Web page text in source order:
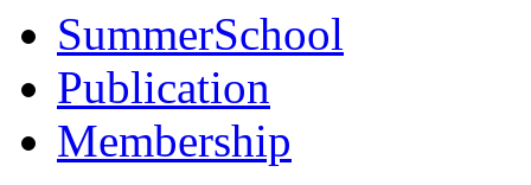
SummerSchool
Publication
Membership